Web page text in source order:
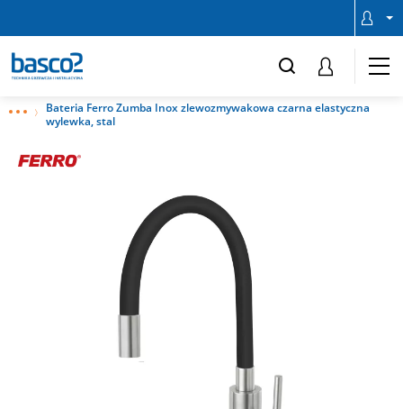
Bateria Ferro Zumba Inox zlewozmywakowa czarna elastyczna
wylewka, stal